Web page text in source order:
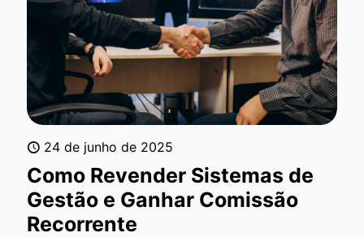
24 de junho de 2025
Como Revender Sistemas de
Gestão e Ganhar Comissão
Recorrente